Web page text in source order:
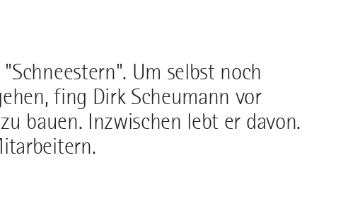
Um selbst noch
fing Dirk Scheumann vor
bauen. Inzwischen lebt er davon.